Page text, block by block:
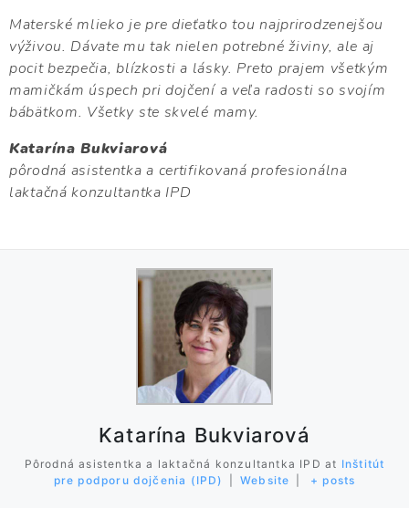
Materské mlieko je pre dieťatko tou najprirodzenejšou
výživou. Dávate mu tak nielen potrebné živiny, ale aj
pocit bezpečia, blízkosti a lásky. Preto prajem všetkým
mamičkám úspech pri dojčení a veľa radosti so svojím
bábätkom. Všetky ste skvelé mamy.
Katarína Bukviarová
pôrodná asistentka a certifikovaná profesionálna
laktačná konzultantka IPD
Katarína Bukviarová
Pôrodná asistentka a laktačná konzultantka IPD at Inštitút
pre podporu dojčenia (IPD)
Website + posts